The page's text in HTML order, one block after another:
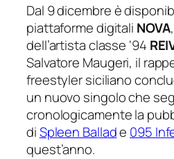
Dal 9 dicembre è
piattaforme digitali NOVA
dell’artista classe ‘94
Salvatore Maugeri, il
freestyler siciliano
un nuovo singolo che
cronologicamente la
diSpleen Ballade 095
quest’anno.